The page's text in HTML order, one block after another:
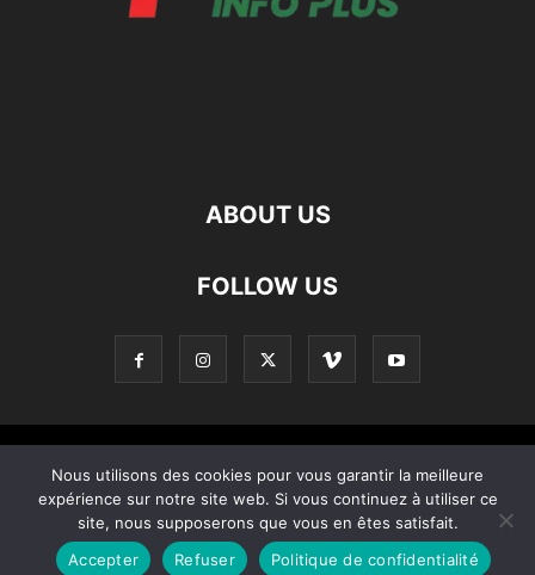
ABOUT US
FOLLOW US
Home
© Copyright © 2021 – Created by 0KOD KOMINOTE
Nous utilisons des cookies pour vous garantir la meilleure
expérience sur notre site web. Si vous continuez à utiliser ce
site, nous supposerons que vous en êtes satisfait.
Accepter
Refuser Politique de confidentialité